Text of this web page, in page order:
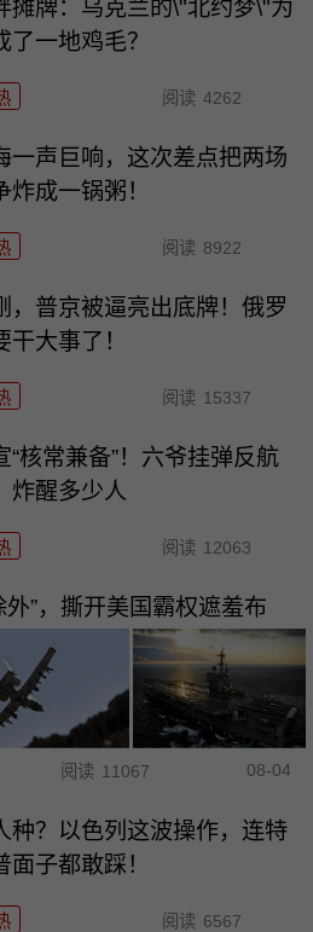
摊牌：乌克兰的\"北约梦\"为
了一地鸡毛？
阅读 4262
一声巨响，这次差点把两场
炸成一锅粥！
阅读 8922
，普京被逼亮出底牌！俄罗
干大事了！
阅读 15337
“核常兼备”！六爷挂弹反航
炸醒多少人
阅读 12063
”，撕开美国霸权遮羞布
阅读 11067 08-04
种？以色列这波操作，连特
面子都敢踩！
阅读 6567